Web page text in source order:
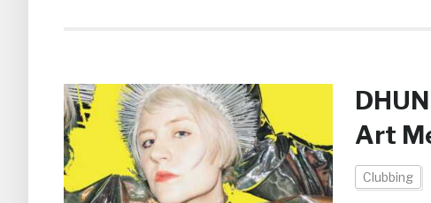
Art
Clubbing